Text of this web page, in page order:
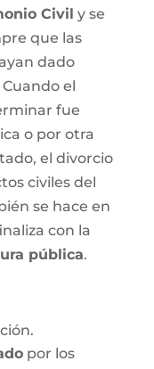
Civil y se
que las
dado
el
fue
o por otra
el divorcio
civiles del
se hace en
con la
pública.
por los